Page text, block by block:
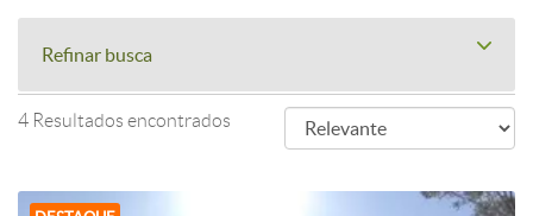
Refinar busca
4 Resultados encontrados